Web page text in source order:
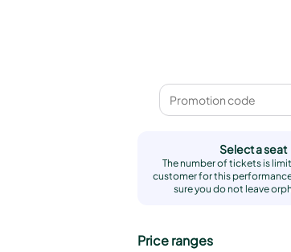
Select a seat
The number of tickets is
customer for this
sure you do not leave
Price ranges